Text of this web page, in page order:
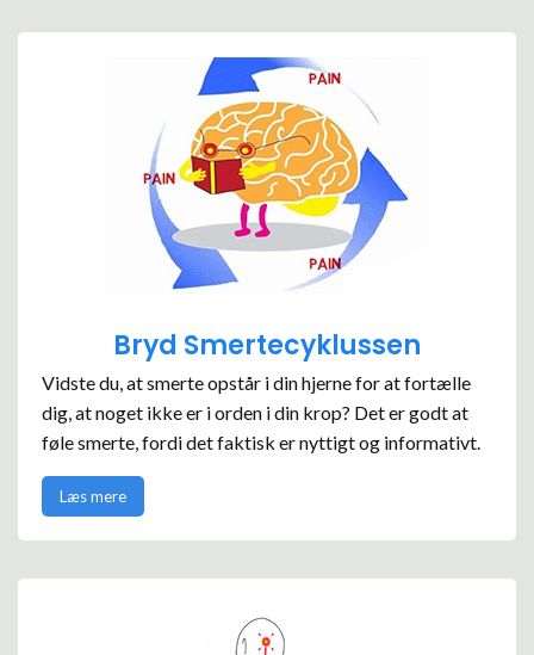
Bryd Smertecyklussen
Vidste du, at smerte opstår i din hjerne for at fortælle
dig, at noget ikke er i orden i din krop? Det er godt at
føle smerte, fordi det faktisk er nyttigt og informativt.
Læs mere